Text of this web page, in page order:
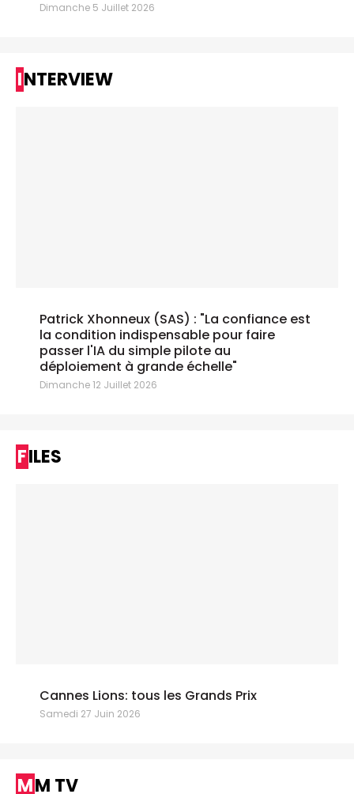
Dimanche 5 Juillet 2026
INTERVIEW
Patrick Xhonneux (SAS) : "La confiance est
la condition indispensable pour faire
passer l'IA du simple pilote au
déploiement à grande échelle"
Dimanche 12 Juillet 2026
FILES
Cannes Lions: tous les Grands Prix
Samedi 27 Juin 2026
MM TV